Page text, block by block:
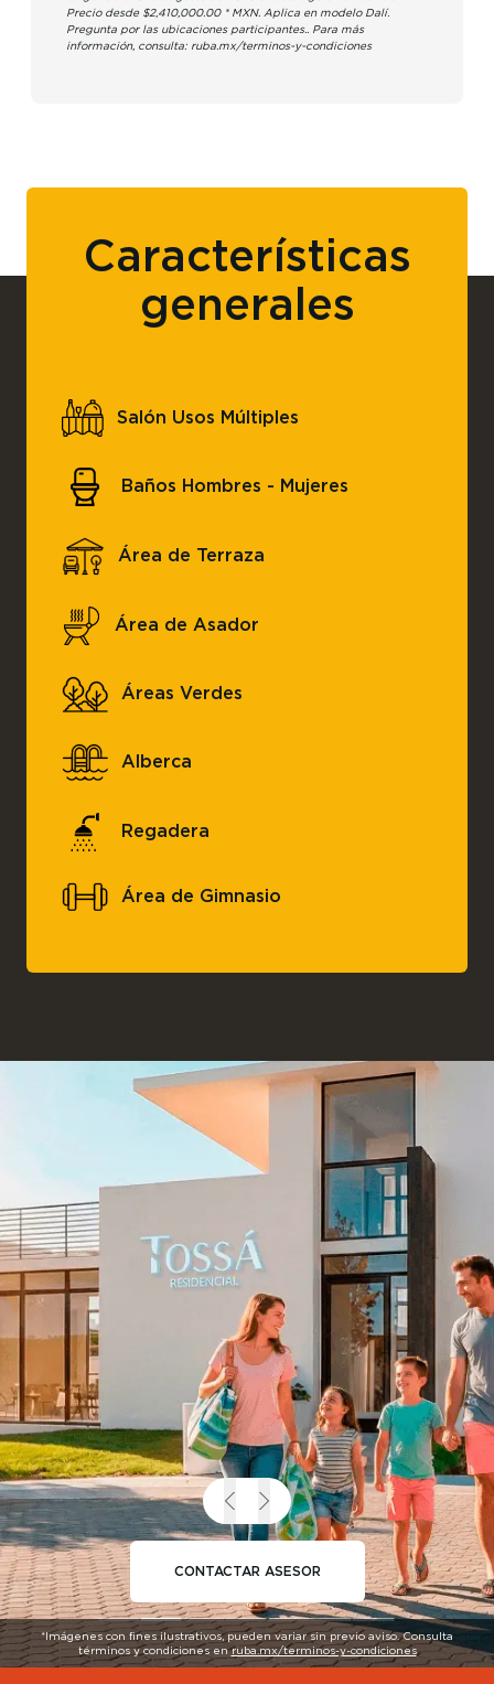
Precio desde $2,410,000.00 * MXN. Aplica en modelo Dalí.
Pregunta por las ubicaciones participantes.. Para más
información, consulta: ruba.mx/terminos-y-condiciones
Características
generales
Salón Usos Múltiples
Baños Hombres - Mujeres
Área de Terraza
Área de Asador
Áreas Verdes
Alberca
Regadera
Área de Gimnasio
*Imágenes con fines ilustrativos, pueden variar sin previo aviso. Consulta
términos y condiciones en ruba.mx/terminos-y-condiciones
CONTACTAR ASESOR